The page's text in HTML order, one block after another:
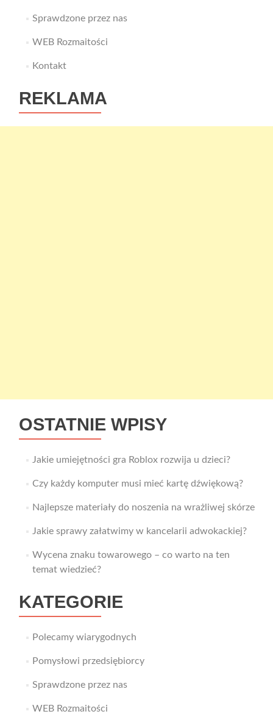
Sprawdzone przez nas
WEB Rozmaitości
Kontakt
REKLAMA
OSTATNIE WPISY
Jakie umiejętności gra Roblox rozwija u dzieci?
Czy każdy komputer musi mieć kartę dźwiękową?
Najlepsze materiały do noszenia na wrażliwej skórze
Jakie sprawy załatwimy w kancelarii adwokackiej?
Wycena znaku towarowego – co warto na ten
temat wiedzieć?
KATEGORIE
Polecamy wiarygodnych
Pomysłowi przedsiębiorcy
Sprawdzone przez nas
WEB Rozmaitości